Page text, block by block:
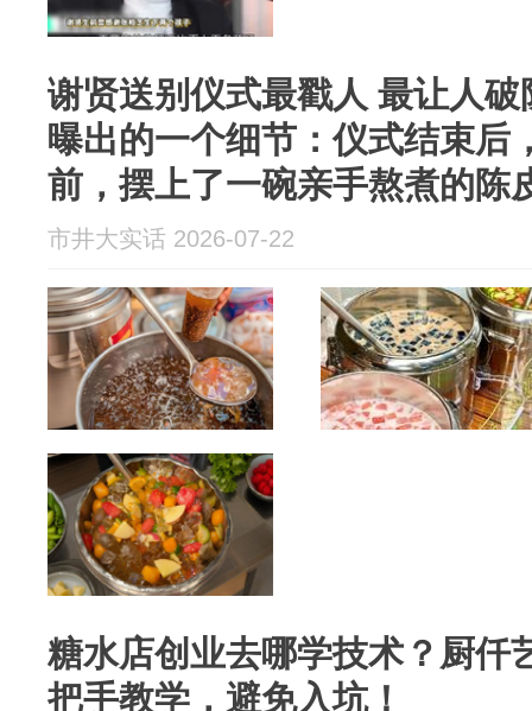
谢贤送别仪式最戳人 最让人
曝出的一个细节：仪式结束后
前，摆上了一碗亲手熬煮的陈
市井大实话 2026-07-22
糖水店创业去哪学技术？厨仟
把手教学，避免入坑！